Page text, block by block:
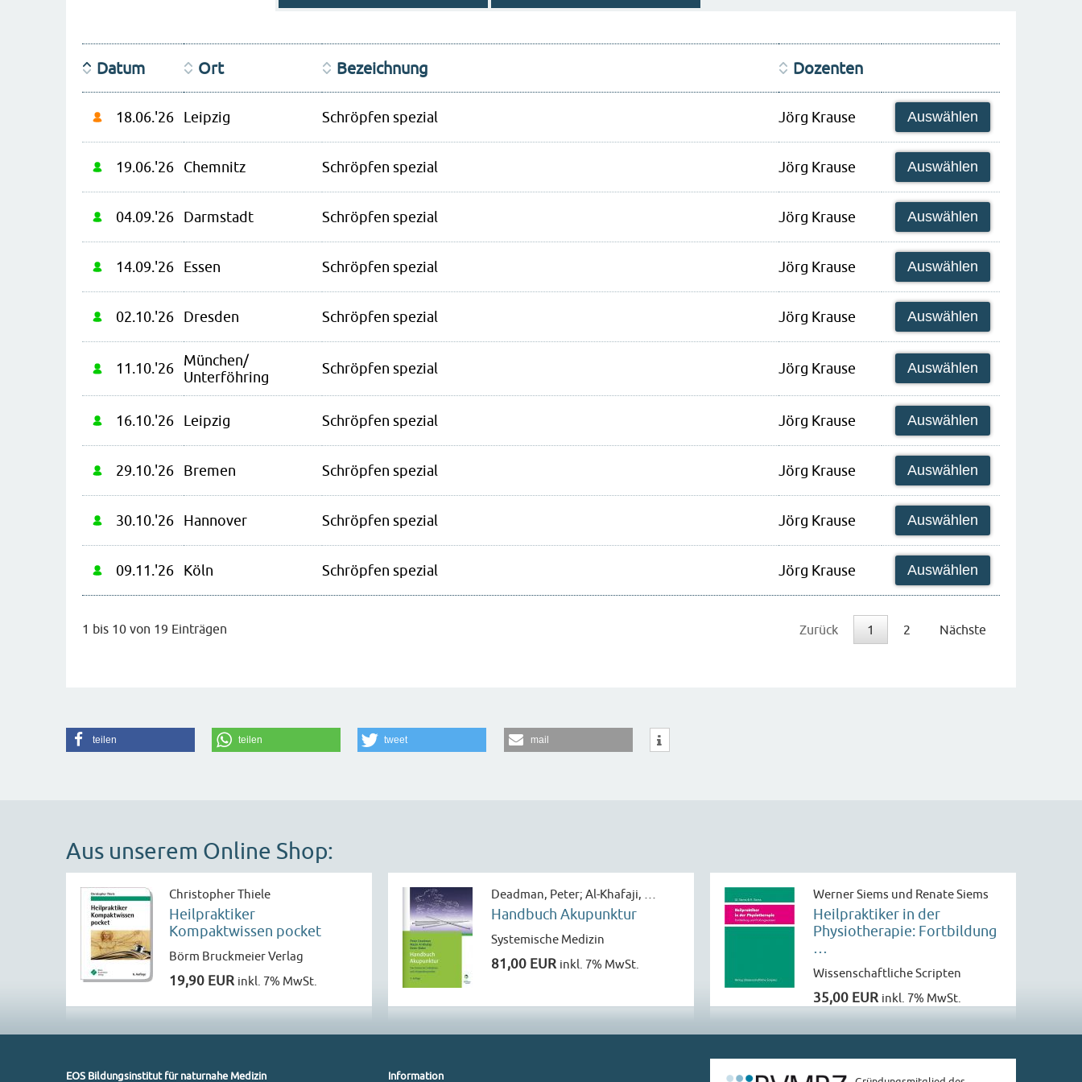
Datum Ort Bezeichnung Dozenten
18.06.'26 Leipzig Schröpfen spezial Jörg Krause Auswählen
19.06.'26 Chemnitz Schröpfen spezial Jörg Krause Auswählen
04.09.'26 Darmstadt Schröpfen spezial Jörg Krause Auswählen
14.09.'26 Essen Schröpfen spezial Jörg Krause Auswählen
02.10.'26 Dresden Schröpfen spezial Jörg Krause Auswählen
11.10.'26
München/
Unterföhring
Schröpfen spezial Jörg Krause Auswählen
16.10.'26 Leipzig Schröpfen spezial Jörg Krause Auswählen
29.10.'26 Bremen Schröpfen spezial Jörg Krause Auswählen
30.10.'26 Hannover Schröpfen spezial Jörg Krause Auswählen
09.11.'26 Köln Schröpfen spezial Jörg Krause Auswählen
1 bis 10 von 19 Einträgen Zurück 1 2 Nächste
teilen teilen tweet mail
Aus unserem Online Shop:
Christopher Thiele
Heilpraktiker
Kompaktwissen pocket
Börm Bruckmeier Verlag
19,90 EUR inkl. 7% MwSt.
Deadman, Peter; Al-Khafaji, …
Handbuch Akupunktur
Systemische Medizin
81,00 EUR inkl. 7% MwSt.
Werner Siems und Renate Siems
Heilpraktiker in der
Physiotherapie: Fortbildung
…
Wissenschaftliche Scripten
35,00 EUR inkl. 7% MwSt.
EOS Bildungsinstitut für naturnahe Medizin Information